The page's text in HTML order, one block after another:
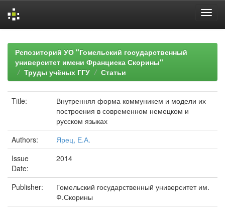
navigationРепозиторий УО "Гомельский государственный
университет имени Франциска Скорины"
Труды учёных ГГУ
Статьи
Title:
Внутренняя форма коммуникем и модели их
построения в современном немецком и
русском языках
Authors:
Ярец, Е.А.
Issue
Date:
2014
Publisher:
Гомельский государственный университет им.
Ф.Скорины